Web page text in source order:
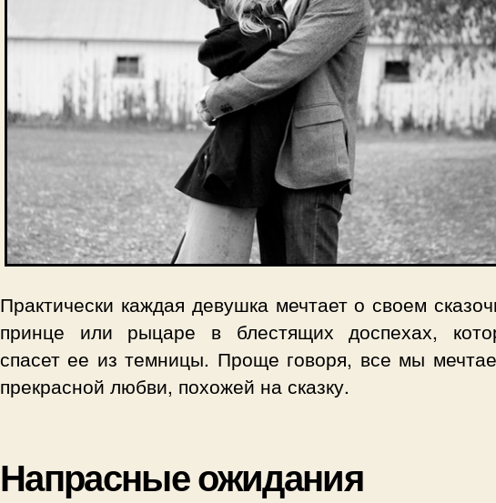
Практически каждая девушка мечтает о своем
принце или рыцаре в блестящих доспехах,
спасет ее из темницы. Проще говоря, все мы
прекрасной любви, похожей на сказку.
Напрасные ожидания